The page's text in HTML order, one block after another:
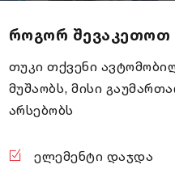
როგორ შევაკეთოთ
თუკი თქვენი
მუშაობს, მისი
არსებობს
ელემენტი დაჯდა